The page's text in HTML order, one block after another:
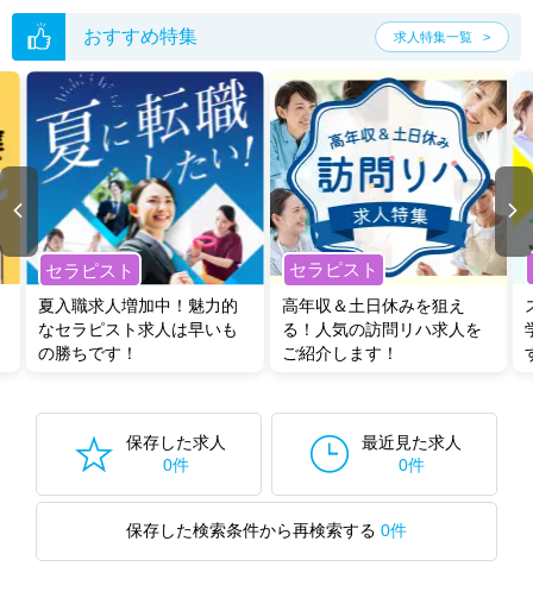
おすすめ特集 求人特集一覧
セラピスト
夏入職求人増加中！魅力的
なセラピスト求人は早いも
の勝ちです！
セラピスト
高年収＆土日休みを狙え
る！人気の訪問リハ求人を
ご紹介します！
保存した求人
0件
最近見た求人
0件
保存した検索条件から再検索する 0件